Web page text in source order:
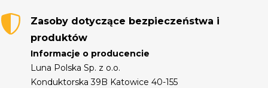
Zasoby dotyczące bezpieczeństwa i
produktów
Informacje o producencie
Luna Polska Sp. z o.o.
Konduktorska 39B Katowice 40-155